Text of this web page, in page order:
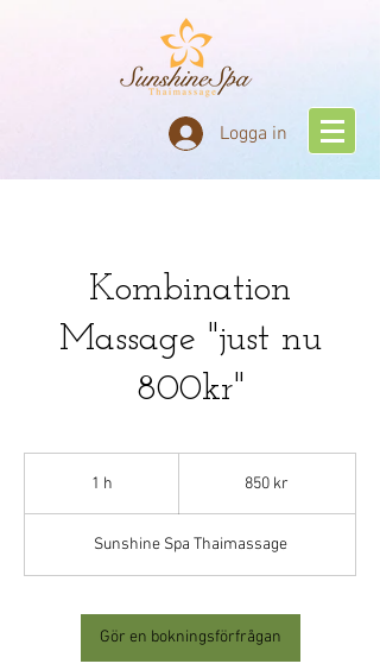
Logga in
Kombination
Massage "just nu
800kr"
1 h 850 kr
Sunshine Spa Thaimassage
Gör en bokningsförfrågan